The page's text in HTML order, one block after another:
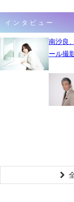
インタビュー
南沙良
ール撮